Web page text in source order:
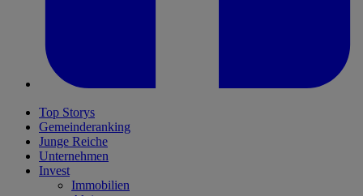
Top Storys
Gemeinderanking
Junge Reiche
Unternehmen
Invest
Immobilien